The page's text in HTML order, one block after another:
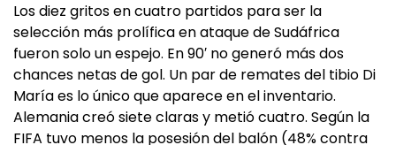
Los diez gritos en cuatro partidos para ser la
selección más prolífica en ataque de Sudáfrica
fueron solo un espejo. En 90′ no generó más dos
chances netas de gol. Un par de remates del tibio Di
María es lo único que aparece en el inventario.
Alemania creó siete claras y metió cuatro. Según la
FIFA tuvo menos la posesión del balón (48% contra